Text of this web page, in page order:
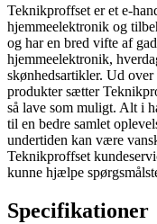
Teknikproffset er et e-
hjemmeelektronik og
og har en bred vifte af
hjemmeelektronik,
skønhedsartikler. Ud
produkter sætter
så lave som muligt. Alt i
til en bedre samlet
undertiden kan være
Teknikproffset
kunne hjælpe
Specifikationer